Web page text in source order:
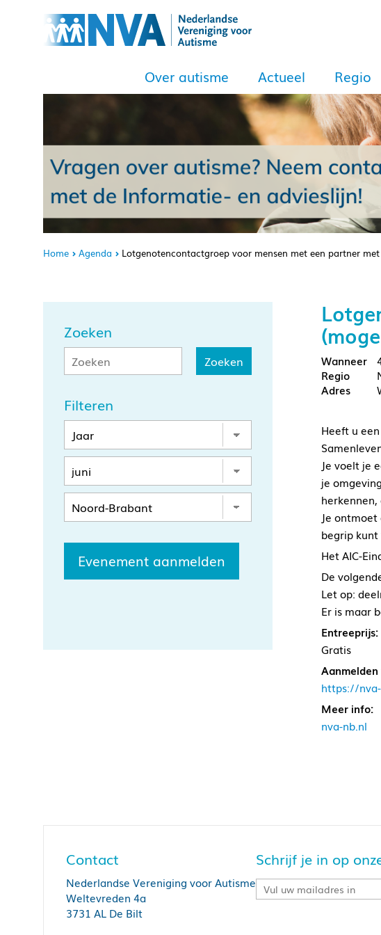
Over autisme Actueel Regio
Home Agenda Lotgenotencontactgroep voor mensen met een partner
Zoeken
Filteren
Evenement aanmelden
Heeft u
Je voelt je
je
Je
begrip kunt
Het AIC-
De
Let op:
Er is maar
Entreeprijs:
Gratis
Aanmelden
https://
Meer info:
nva-nb.nl
Contact
Nederlandse Vereniging voor Autisme
Weltevreden 4a
3731 AL De Bilt
Schrijf je in op